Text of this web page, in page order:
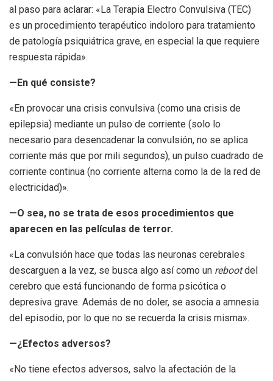
al paso para aclarar: «La Terapia Electro Convulsiva (TEC)
es un procedimiento terapéutico indoloro para tratamiento
de patología psiquiátrica grave, en especial la que requiere
respuesta rápida».
—En qué consiste?
«En provocar una crisis convulsiva (como una crisis de
epilepsia) mediante un pulso de corriente (solo lo
necesario para desencadenar la convulsión, no se aplica
corriente más que por mili segundos), un pulso cuadrado de
corriente continua (no corriente alterna como la de la red de
electricidad)».
—O sea, no se trata de esos procedimientos que
aparecen en las películas de terror.
«La convulsión hace que todas las neuronas cerebrales
descarguen a la vez, se busca algo así como un rebootdel
cerebro que está funcionando de forma psicótica o
depresiva grave. Además de no doler, se asocia a amnesia
del episodio, por lo que no se recuerda la crisis misma».
—¿Efectos adversos?
«No tiene efectos adversos, salvo la afectación de la